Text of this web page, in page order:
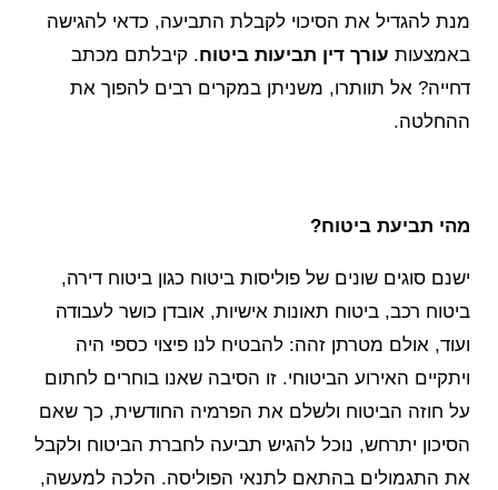
מנת להגדיל את הסיכוי לקבלת התביעה, כדאי להגישה
באמצעות עורך דין תביעות ביטוח. קיבלתם מכתב
דחייה? אל תוותרו, משניתן במקרים רבים להפוך את
ההחלטה.
מהי תביעת ביטוח?
ישנם סוגים שונים של פוליסות ביטוח כגון ביטוח דירה,
ביטוח רכב, ביטוח תאונות אישיות, אובדן כושר לעבודה
ועוד, אולם מטרתן זהה: להבטיח לנו פיצוי כספי היה
ויתקיים האירוע הביטוחי. זו הסיבה שאנו בוחרים לחתום
על חוזה הביטוח ולשלם את הפרמיה החודשית, כך שאם
הסיכון יתרחש, נוכל להגיש תביעה לחברת הביטוח ולקבל
את התגמולים בהתאם לתנאי הפוליסה. הלכה למעשה,